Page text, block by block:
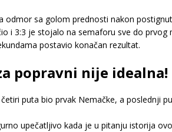
odmor sa golom prednosti nakon
i 3:3 je stojalo na semaforu sve do prvog
postavio konačan rezultat.
popravni nije idealna!
puta bio prvak Nemačke, a poslednji
upečatljivo kada je u pitanju istorija